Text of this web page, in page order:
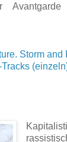
Storm and
Tracks